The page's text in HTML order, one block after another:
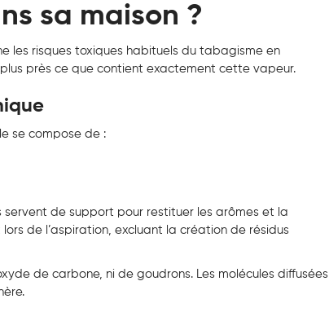
sa maison ?
les risques toxiques habituels du tabagisme en
près ce que contient exactement cette vapeur.
se compose de :
servent de support pour restituer les arômes et la
de l’aspiration, excluant la création de résidus
de carbone, ni de goudrons. Les molécules diffusées